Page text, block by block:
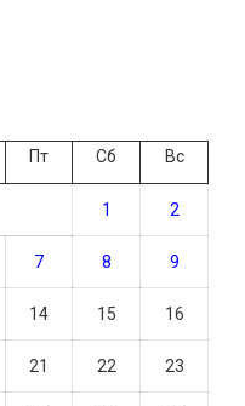
Пт Сб Вс
1 2
7 8 9
14 15 16
21 22 23